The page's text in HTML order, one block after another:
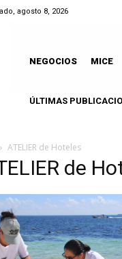
agosto 8, 2026
NEGOCIOS MICE
ÚLTIMAS
ATELIER de Hoteles
de